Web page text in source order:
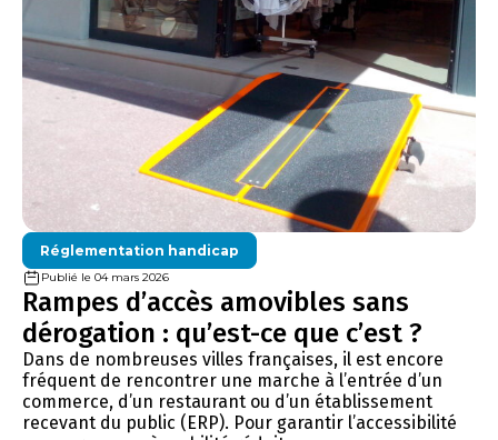
Réglementation handicap
Publié le 04 mars 2026
Rampes d’accès amovibles sans
dérogation : qu’est-ce que c’est ?
Dans de nombreuses villes françaises, il est encore
fréquent de rencontrer une marche à l’entrée d’un
commerce, d’un restaurant ou d’un établissement
recevant du public (ERP). Pour garantir l’accessibilité